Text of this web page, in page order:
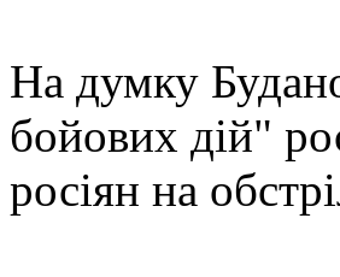
На думку
бойових дій"
росіян на